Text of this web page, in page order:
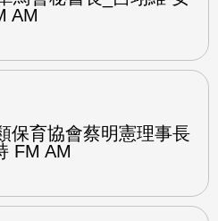
AM
保育協會蔡明憲理事長
FM AM